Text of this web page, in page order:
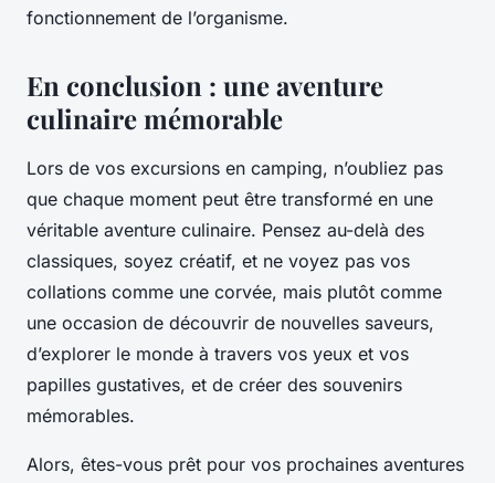
fonctionnement de l’organisme.
En conclusion : une aventure
culinaire mémorable
Lors de vos excursions en camping, n’oubliez pas
que chaque moment peut être transformé en une
véritable aventure culinaire. Pensez au-delà des
classiques, soyez créatif, et ne voyez pas vos
collations comme une corvée, mais plutôt comme
une occasion de découvrir de nouvelles saveurs,
d’explorer le monde à travers vos yeux et vos
papilles gustatives, et de créer des souvenirs
mémorables.
Alors, êtes-vous prêt pour vos prochaines aventures